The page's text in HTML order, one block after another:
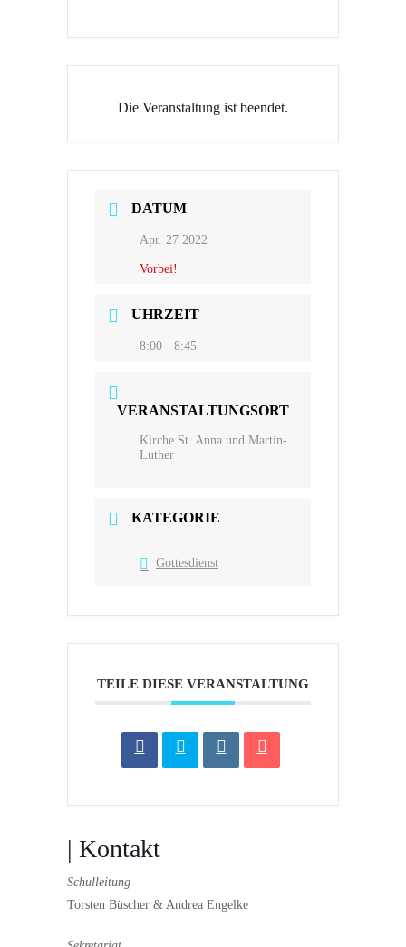
Die Veranstaltung ist beendet.
DATUM
Apr. 27 2022
Vorbei!
UHRZEIT
8:00 - 8:45
VERANSTALTUNGSORT
Kirche St. Anna und Martin-
Luther
KATEGORIE
Gottesdienst
TEILE DIESE VERANSTALTUNG
| Kontakt
Schulleitung
Torsten Büscher & Andrea Engelke